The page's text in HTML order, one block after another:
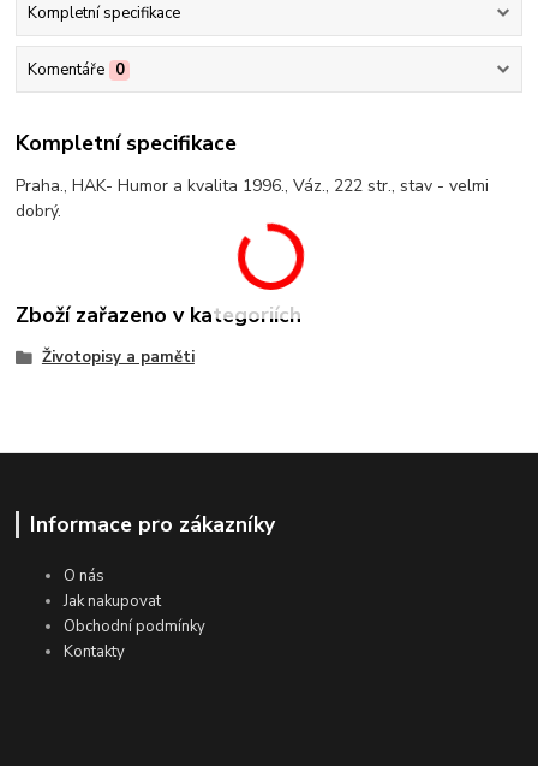
Kompletní specifikace
Komentáře 0
Kompletní specifikace
Praha., HAK- Humor a kvalita 1996., Váz., 222 str., stav - velmi
dobrý.
Zboží zařazeno v kategoriích
Životopisy a paměti
Informace pro zákazníky
O nás
Jak nakupovat
Obchodní podmínky
Kontakty